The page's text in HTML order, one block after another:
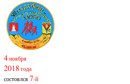
4ноября
2018 года
состоялся7-й